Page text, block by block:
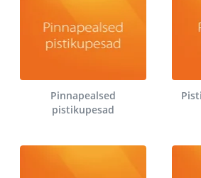
Pinnapealsed
pistikupesad